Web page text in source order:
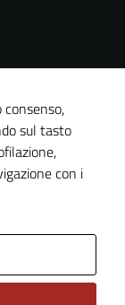
sul tasto
con i